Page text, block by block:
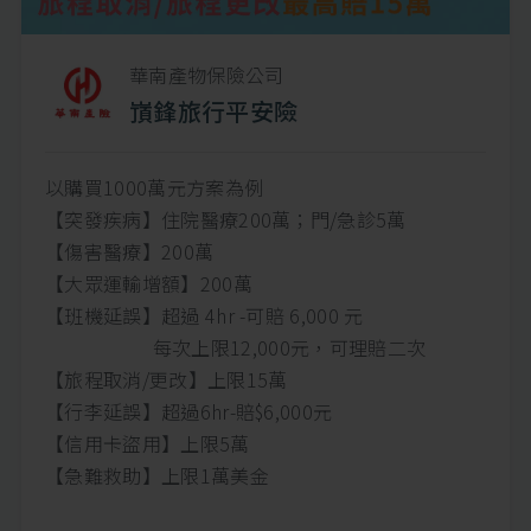
華南產物保險公司
嵿鋒旅行平安險
以購買1000萬元方案為例
【突發疾病】住院醫療200萬；門/急診5萬
【傷害醫療】200萬
【大眾運輸增額】200萬
【班機延誤】超過 4hr -可賠 6,000 元
每次上限12,000元，可理賠二次
【旅程取消/更改】上限15萬
【行李延誤】超過6hr-賠$6,000元
【信用卡盜用】上限5萬
【急難救助】上限1萬美金